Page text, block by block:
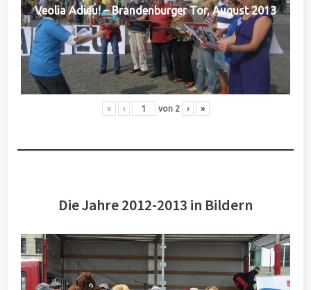
Veolia Adieu! – Brandenburger Tor, August 2013
« ‹ von 2 › »
Die Jahre 2012-2013 in Bildern